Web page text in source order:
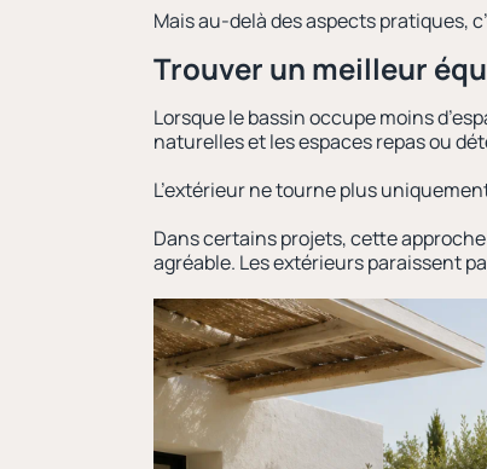
Mais au-delà des aspects pratiques,
Trouver un meilleur
Lorsque le bassin occupe moins
naturelles et les espaces repas ou
L’extérieur ne tourne plus
Dans certains projets, cette
agréable. Les extérieurs paraissent